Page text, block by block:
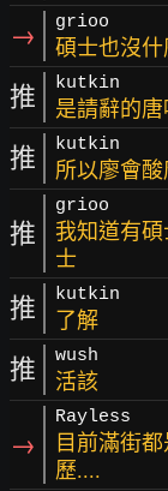
→ grioo
碩士也沒
推 kutkin
是請辭的
推 kutkin
所以廖會酸
推
grioo
我知道有
士
推 kutkin
了解
推 wush
活該
→
Rayless
目前滿街
歷....